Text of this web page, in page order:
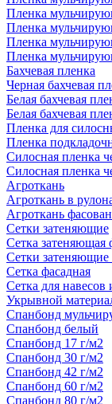
Пленка
Пленка
Пленка
Пленка
Бахчевая пленка
Черная бахчевая
Белая бахчевая
Белая бахчевая
Пленка для
Пленка
Силосная пленка
Силосная пленка
Агроткань
Агроткань в
Агроткань
Сетки затеняющие
Сетка затеняющая
Сетки затеняющие
Сетка фасадная
Сетка для навесов
Укрывной
Спанбонд
Спанбонд белый
Спанбонд 17 г/м2
Спанбонд 30 г/м2
Спанбонд 42 г/м2
Спанбонд 60 г/м2
Спанбонд 80 г/м2